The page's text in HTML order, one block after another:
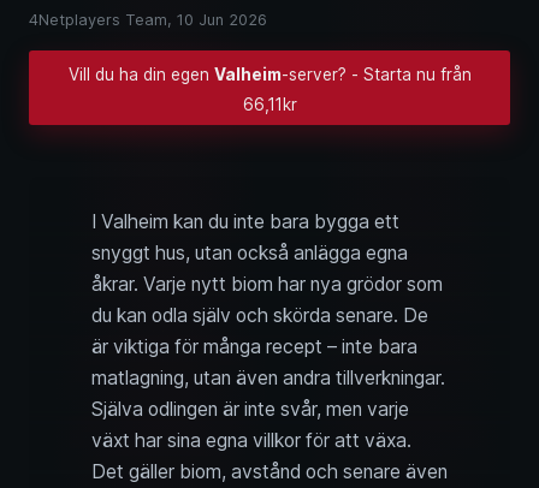
4Netplayers Team, 10 Jun 2026
Vill du ha din egen Valheim-server? - Starta nu från
66,11kr
I Valheim kan du inte bara bygga ett
snyggt hus, utan också anlägga egna
åkrar. Varje nytt biom har nya grödor som
du kan odla själv och skörda senare. De
är viktiga för många recept – inte bara
matlagning, utan även andra tillverkningar.
Själva odlingen är inte svår, men varje
växt har sina egna villkor för att växa.
Det gäller biom, avstånd och senare även